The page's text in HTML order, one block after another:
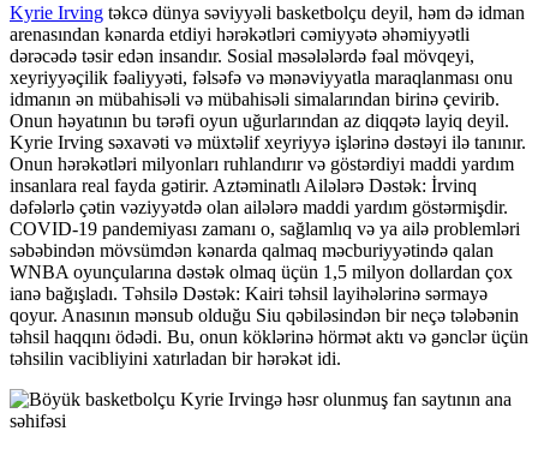
Kyrie Irving təkcə dünya səviyyəli basketbolçu deyil, həm də idman
arenasından kənarda etdiyi hərəkətləri cəmiyyətə əhəmiyyətli
dərəcədə təsir edən insandır. Sosial məsələlərdə fəal mövqeyi,
xeyriyyəçilik fəaliyyəti, fəlsəfə və mənəviyyatla maraqlanması onu
idmanın ən mübahisəli və mübahisəli simalarından birinə çevirib.
Onun həyatının bu tərəfi oyun uğurlarından az diqqətə layiq deyil.
Kyrie Irving səxavəti və müxtəlif xeyriyyə işlərinə dəstəyi ilə tanınır.
Onun hərəkətləri milyonları ruhlandırır və göstərdiyi maddi yardım
insanlara real fayda gətirir. Aztəminatlı Ailələrə Dəstək: İrvinq
dəfələrlə çətin vəziyyətdə olan ailələrə maddi yardım göstərmişdir.
COVID-19 pandemiyası zamanı o, sağlamlıq və ya ailə problemləri
səbəbindən mövsümdən kənarda qalmaq məcburiyyətində qalan
WNBA oyunçularına dəstək olmaq üçün 1,5 milyon dollardan çox
ianə bağışladı. Təhsilə Dəstək: Kairi təhsil layihələrinə sərmayə
qoyur. Anasının mənsub olduğu Siu qəbiləsindən bir neçə tələbənin
təhsil haqqını ödədi. Bu, onun köklərinə hörmət aktı və gənclər üçün
təhsilin vacibliyini xatırladan bir hərəkət idi.